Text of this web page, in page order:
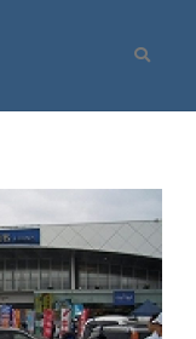
Site